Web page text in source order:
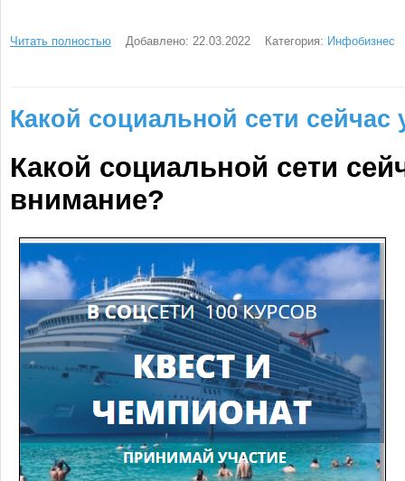
Читать полностью Добавлено: 22.03.2022 Категория: Инфобизнес
Какой социальной сети сейчас
Какой социальной сети
внимание?